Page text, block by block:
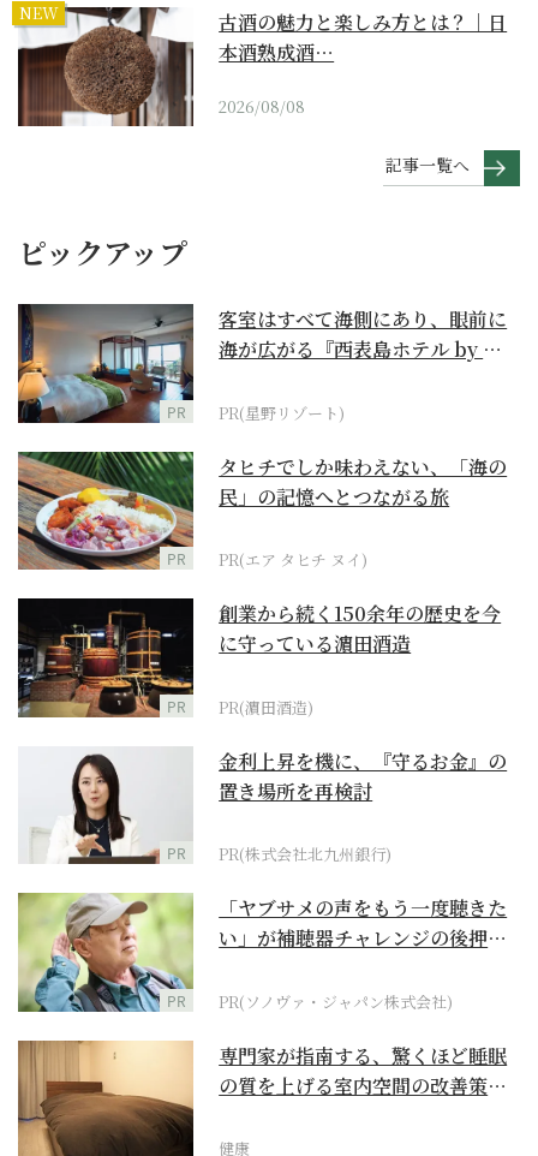
NEW
古酒の魅力と楽しみ方とは？｜日
本酒熟成酒…
2026/08/08
記事一覧へ
ピックアップ
PR
客室はすべて海側にあり、眼前に
海が広がる『西表島ホテル by 星
PR(星野リゾート)
PR
タヒチでしか味わえない、「海の
民」の記憶へとつながる旅
PR(エア タヒチ ヌイ)
PR
創業から続く150余年の歴史を今
に守っている濵田酒造
PR(濵田酒造)
PR
金利上昇を機に、『守るお金』の
置き場所を再検討
PR(株式会社北九州銀行)
PR
「ヤブサメの声をもう一度聴きた
い」が補聴器チャレンジの後押し
PR(ソノヴァ・ジャパン株式会社)
専門家が指南する、驚くほど睡眠
の質を上げる室内空間の改善策と
健康